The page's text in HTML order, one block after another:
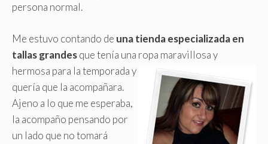
persona normal.
Me estuvo contando de una tienda especializada en
tallas grandesque tenía una ropa maravillosay
hermosa para la temporada y
quería que la acompañara.
Ajeno a lo que me esperaba,
la acompaño pensando por
un lado que no tomará